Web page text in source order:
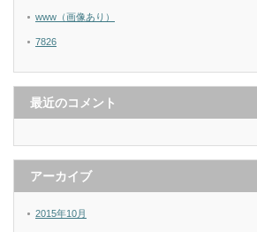
www（画像あり）
7826
最近のコメント
アーカイブ
2015年10月